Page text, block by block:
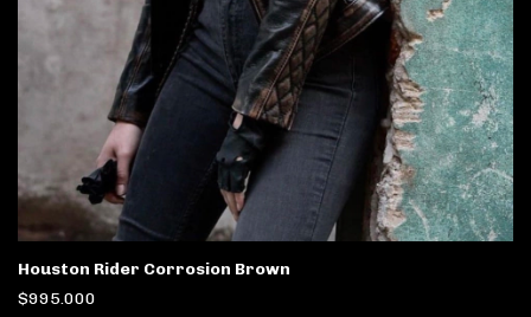
Houston Rider Corrosion Brown
$995.000